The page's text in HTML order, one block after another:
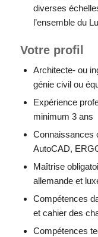
diverses
l’ensemble du
Votre profil
Architecte- ou
génie civil ou
Expérience
minimum 3 ans
Connaissances
AutoCAD,
Maîtrise
allemande et
Compétences
et cahier des
Compétences